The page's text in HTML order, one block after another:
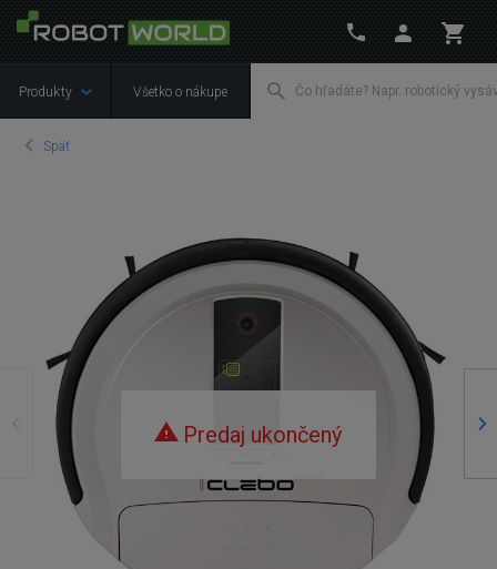
Produkty Všetko o nákupe
Späť
Predošlý
Predaj ukončený